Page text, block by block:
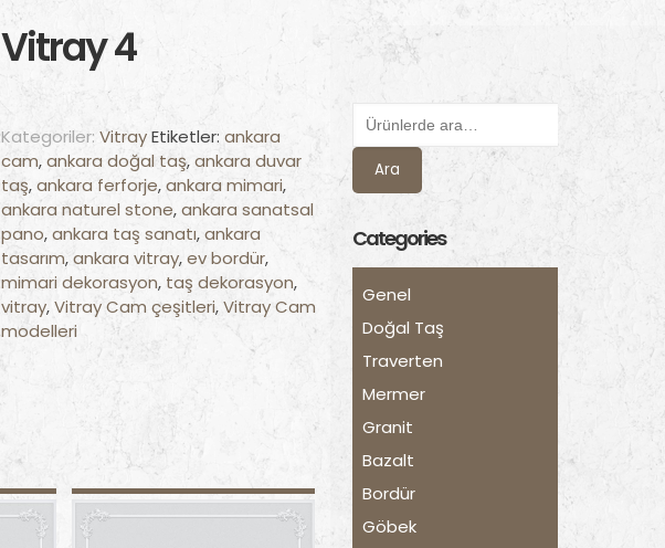
Vitray 4
Kategoriler: Vitray Etiketler: ankara
cam,ankara doğal taş,ankara duvar
taş,ankara ferforje,ankara mimari,
ankara naturel stone,ankara sanatsal
pano,ankara taş sanatı,ankara
tasarım,ankara vitray,ev bordür,
mimari dekorasyon, taş dekorasyon,
vitray,Vitray Cam çeşitleri,Vitray Cam
modelleri
Ara
Categories
Genel
Doğal Taş
Traverten
Mermer
Granit
Bazalt
Bordür
Göbek